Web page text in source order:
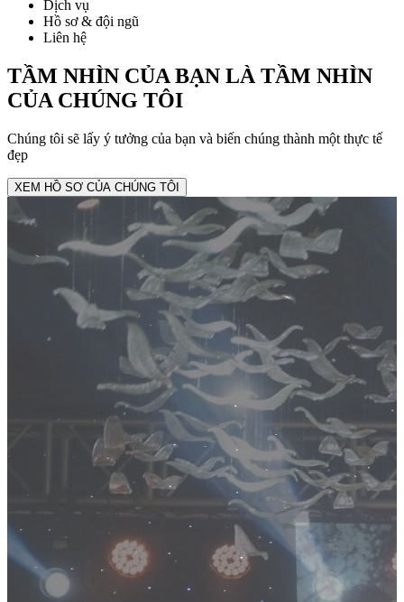
Dịch vụ
Hồ sơ & đội ngũ
Liên hệ
TẦM NHÌN CỦA BẠN LÀ TẦM NHÌN
CỦA CHÚNG TÔI
Chúng tôi sẽ lấy ý tưởng của bạn và biến chúng thành một thực tế
đẹp
XEM HỒ SƠ CỦA CHÚNG TÔI